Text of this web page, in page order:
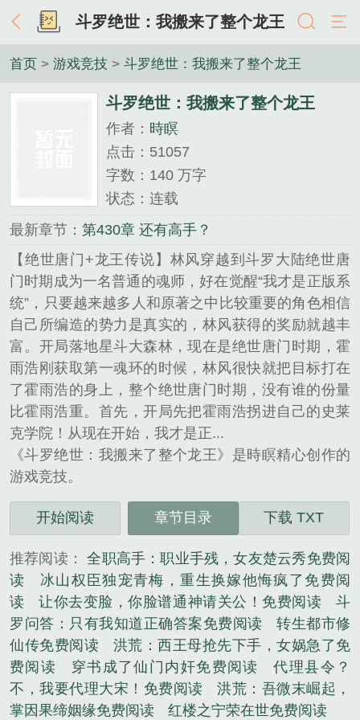
斗罗绝世：我搬来了整个龙王
首页 > 游戏竞技 > 斗罗绝世：我搬来了整个龙王
斗罗绝世：我搬来了整个龙王
作者： 時瞑
点击：51057
字数：140 万字
状态：连载
最新章节： 第430章 还有高手？
【绝世唐门+龙王传说】林风穿越到斗罗大陆绝世唐
门时期成为一名普通的魂师，好在觉醒“我才是正版系
统”，只要越来越多人和原著之中比较重要的角色相信
自己所编造的势力是真实的，林风获得的奖励就越丰
富。开局落地星斗大森林，现在是绝世唐门时期，霍
雨浩刚获取第一魂环的时候，林风很快就把目标打在
了霍雨浩的身上，整个绝世唐门时期，没有谁的份量
比霍雨浩重。首先，开局先把霍雨浩拐进自己的史莱
克学院！从现在开始，我才是正...
《斗罗绝世：我搬来了整个龙王》是時瞑精心创作的
游戏竞技。
开始阅读 章节目录 下载 TXT
推荐阅读：全职高手：职业手残，女友楚云秀免费阅
读
冰山权臣独宠青梅，重生换嫁他悔疯了免费阅
读
让你去变脸，你脸谱通神请关公！免费阅读
斗
罗问答：只有我知道正确答案免费阅读
转生都市修
仙传免费阅读
洪荒：西王母抢先下手，女娲急了免
费阅读
穿书成了仙门内奸免费阅读
代理县令？
不，我要代理大宋！免费阅读
洪荒：吾微末崛起，
掌因果缔姻缘免费阅读
红楼之宁荣在世免费阅读